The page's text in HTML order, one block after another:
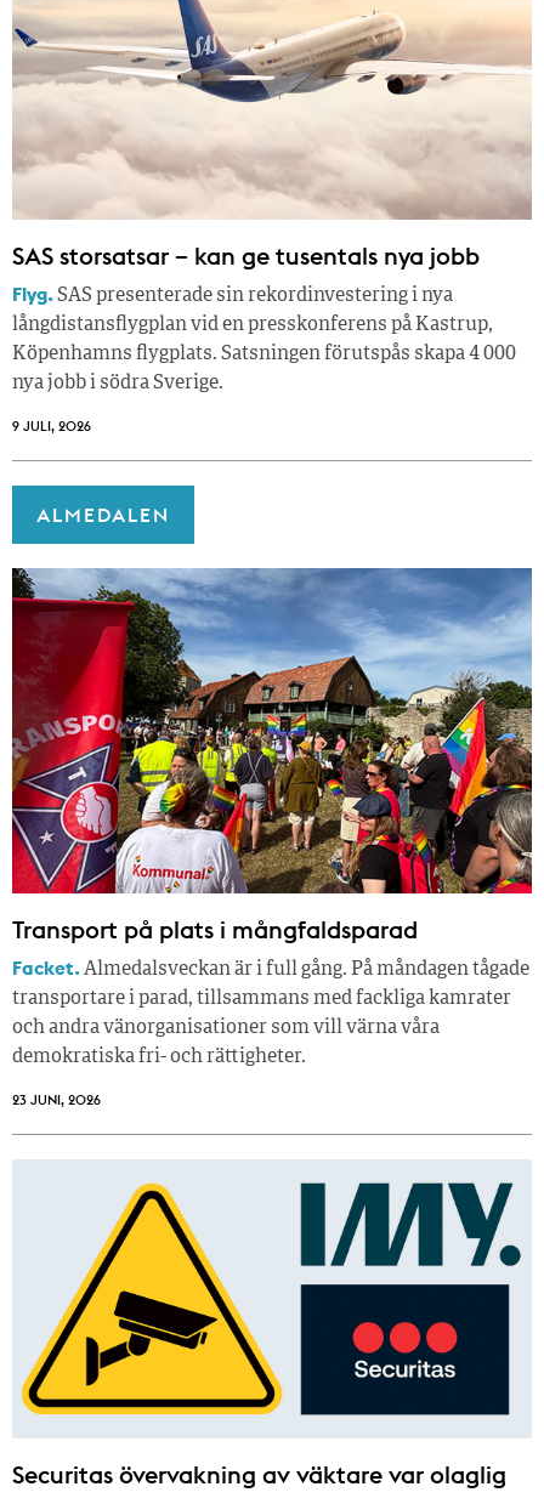
SAS storsatsar – kan ge tusentals nya jobb
Flyg.SAS presenterade sin rekordinvestering i nya
långdistansflygplan vid en presskonferens på Kastrup,
Köpenhamns flygplats. Satsningen förutspås skapa 4 000
nya jobb i södra Sverige.
9 JULI, 2026
ALMEDALEN
Transport på plats i mångfaldsparad
Facket.Almedalsveckan är i full gång. På måndagen tågade
transportare i parad, tillsammans med fackliga kamrater
och andra vänorganisationer som vill värna våra
demokratiska fri- och rättigheter.
23 JUNI, 2026
Securitas övervakning av väktare var olaglig